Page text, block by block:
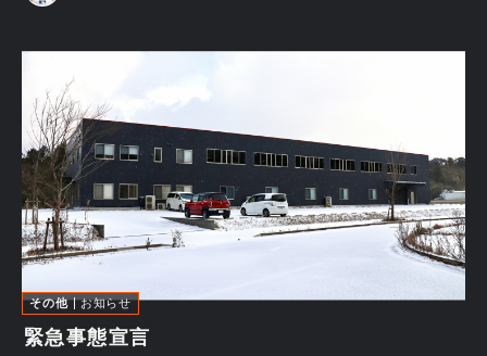
その他 お知らせ
緊急事態宣言